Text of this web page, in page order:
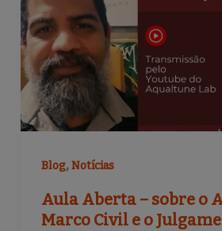
Blog,Notícias
Aula Aberta – sobre o
Marco Civil e o